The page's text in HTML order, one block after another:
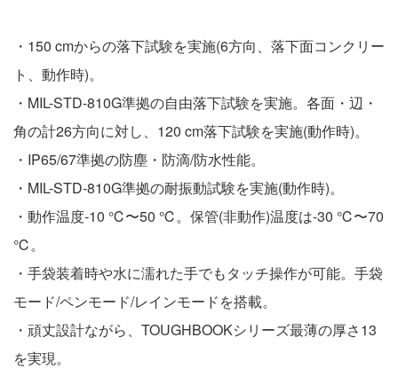
・150 cmからの落下試験を実施(6方向、落下面コンクリー
ト、動作時)。
・MIL-STD-810G準拠の自由落下試験を実施。各面・辺・
角の計26方向に対し、120 cm落下試験を実施(動作時)。
・IP65/67準拠の防塵・防滴/防水性能。
・MIL-STD-810G準拠の耐振動試験を実施(動作時)。
・動作温度-10 ℃〜50 ℃。保管(非動作)温度は-30 ℃〜70
℃。
・手袋装着時や水に濡れた手でもタッチ操作が可能。手袋
モード/ペンモード/レインモードを搭載。
・頑丈設計ながら、TOUGHBOOKシリーズ最薄の厚さ13
を実現。